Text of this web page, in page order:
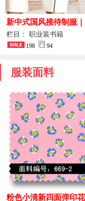
新中式国风接待制服
刺绣打造高端厅堂东方
栏目： 职业装书籍
198 94
服装面料
粉色小清新四面弹印